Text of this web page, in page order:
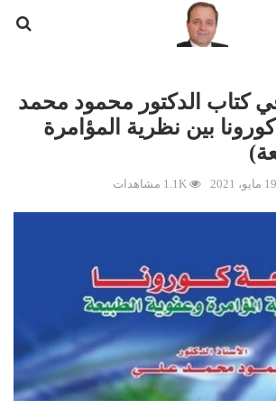
كتاب الدكتور محمود محمد
بين نظرية المؤامرة
19 مايو، 2021 1.1K مشاهدات